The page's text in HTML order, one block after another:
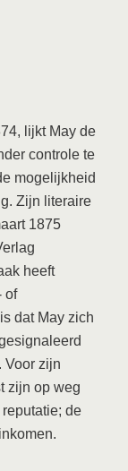
lijkt May de
controle te
mogelijkheid
Zijn literaire
1875
heeft
of
dat May zich
Voor zijn
zijn op weg
de